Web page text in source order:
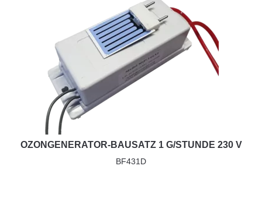
OZONGENERATOR-BAUSATZ 1 G/STUNDE 230 V
BF431D